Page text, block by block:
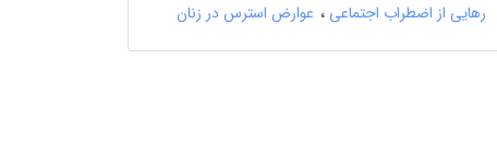
رهایی از اضطراب اجتماعی
عوارض استرس در زنان